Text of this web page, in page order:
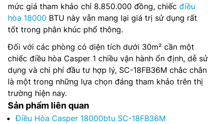
mức giá tham khảo chỉ 8.850.000 đồng, chiếc điều
hòa 18000 BTU này vẫn mang lại giá trị sử dụng rất
tốt trong phân khúc phổ thông.
Đối với các phòng có diện tích dưới 30m² cần một
chiếc điều hòa Casper 1 chiều vận hành ổn định, dễ sử
dụng và chi phí đầu tư hợp lý, SC-18FB36M chắc chắn
là một trong những lựa chọn đáng tham khảo trên thị
trường hiện nay.
Sản phẩm liên quan
Điều Hòa Casper 18000btu SC-18FB36M